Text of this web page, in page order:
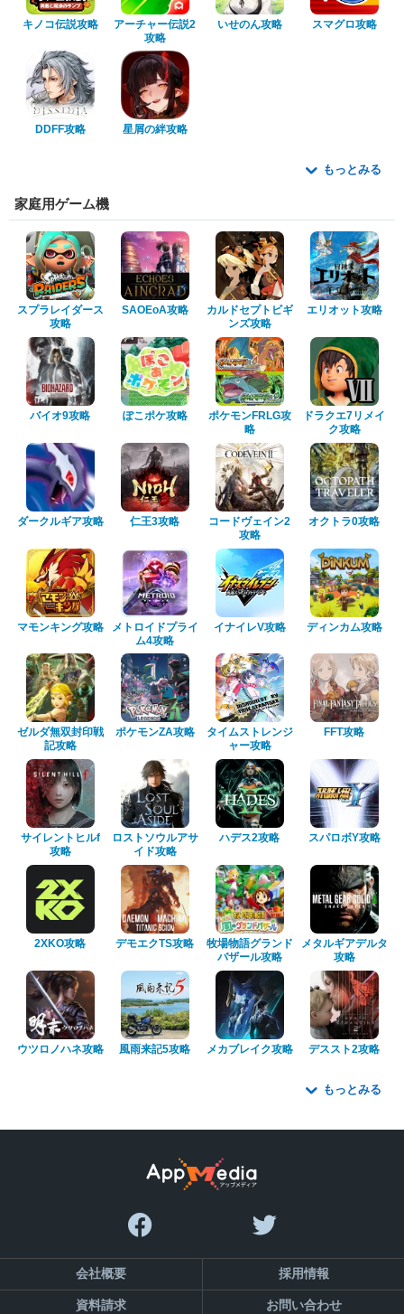
キノコ伝説攻略
アーチャー伝説2
攻略
いせのん攻略 スマグロ攻略
DDFF攻略 星屑の絆攻略
もっとみる
家庭用ゲーム機
スプラレイダース
攻略
SAOEoA攻略
カルドセプトビギ
ンズ攻略
エリオット攻略
バイオ9攻略 ぽこポケ攻略
ポケモンFRLG攻
略
ドラクエ7リメイ
ク攻略
ダークルギア攻略 仁王3攻略
コードヴェイン2
攻略
オクトラ0攻略
マモンキング攻略
メトロイドプライ
ム4攻略
イナイレV攻略 ディンカム攻略
ゼルダ無双封印戦
記攻略
ポケモンZA攻略
タイムストレンジ
ャー攻略
FFT攻略
サイレントヒルf
攻略
ロストソウルアサ
イド攻略
ハデス2攻略 スパロボY攻略
2XKO攻略 デモエクTS攻略
牧場物語グランド
バザール攻略
メタルギアデルタ
攻略
ウツロノハネ攻略 風雨来記5攻略 メカブレイク攻略 デススト2攻略
もっとみる
会社概要 採用情報
資料請求 お問い合わせ